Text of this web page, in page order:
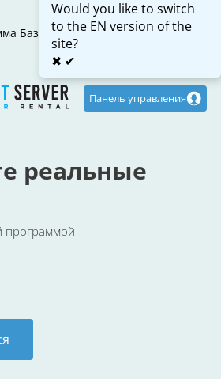
База знаний
Would you like to switch
to the EN version of the
site?
✖ ✔
Панель управления
реальные
программой